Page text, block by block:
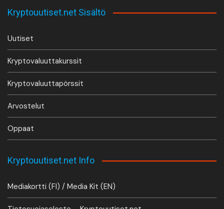
Kryptouutiset.net Sisältö
Uutiset
Kryptovaluuttakurssit
Kryptovaluuttapörssit
Arvostelut
Oppaat
Kryptouutiset.net Info
Mediakortti (FI) / Media Kit (EN)